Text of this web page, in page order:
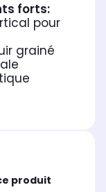
forts:
pour
grainé
produit